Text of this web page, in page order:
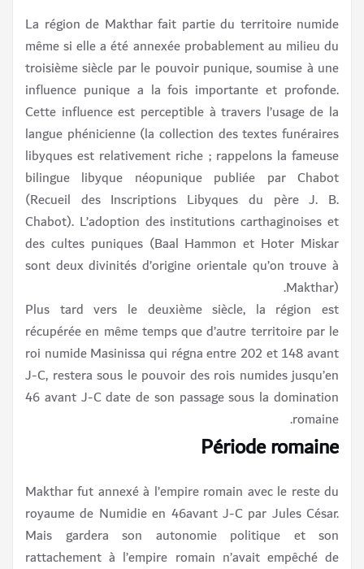
La région de Makthar fait partie du territoire numide
même si elle a été annexée probablement au milieu du
troisième siècle par le pouvoir punique, soumise à une
influence punique a la fois importante et profonde.
Cette influence est perceptible à travers l’usage de la
langue phénicienne (la collection des textes funéraires
libyques est relativement riche ; rappelons la fameuse
bilingue libyque néopunique publiée par Chabot
(Recueil des Inscriptions Libyques du père J. B.
Chabot). L’adoption des institutions carthaginoises et
des cultes puniques (Baal Hammon et Hoter Miskar
sont deux divinités d’origine orientale qu’on trouve à
Makthar).
Plus tard vers le deuxième siècle, la région est
récupérée en même temps que d’autre territoire par le
roi numide Masinissa qui régna entre 202 et 148 avant
J-C, restera sous le pouvoir des rois numides jusqu’en
46 avant J-C date de son passage sous la domination
romaine.
Période romaine
Makthar fut annexé à l’empire romain avec le reste du
royaume de Numidie en 46avant J-C par Jules César.
Mais gardera son autonomie politique et son
rattachement à l’empire romain n’avait empêché de